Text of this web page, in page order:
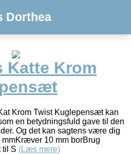
Dorthea
Katte Krom
Krom Twist Kuglepensæt kan
en betydningsfuld gave til den
Og det kan sagtens være dig
10 mm borBrug
til S (Læs mere)